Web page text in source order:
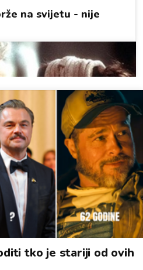
tko je stariji od ovih